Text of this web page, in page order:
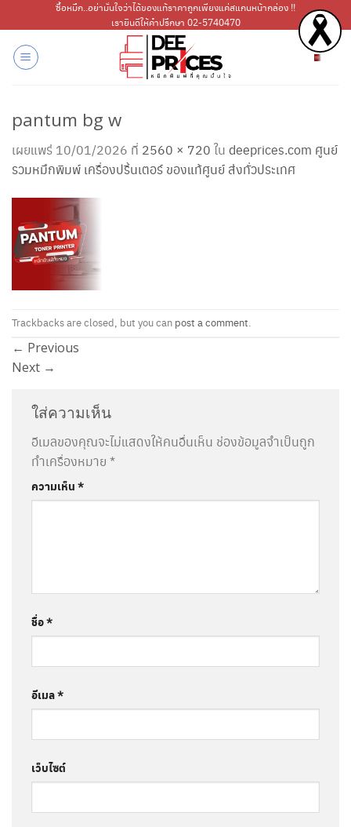
ไป
เนื้อหา
ซื้อหมึก..อย่ามั่นใจว่าได้ของแท้ราคาถูกเพียงแค่สแกนหน้ากล่อง !!
เรายินดีให้คำปรึกษา 02-5740470
pantum bg w
เผยแพร่ 10/01/2026 ที่ 2560 × 720 ใน deeprices.com ศูนย์
รวมหมึกพิมพ์ เครื่องปริ้นเตอร์ ของแท้ศูนย์ ส่งทั่วประเทศ
Trackbacks are closed, but you can post a comment.
← Previous
Next →
ใส่ความเห็น
อีเมลของคุณจะไม่แสดงให้คนอื่นเห็น ช่องข้อมูลจำเป็นถูก
ทำเครื่องหมาย *
ความเห็น*
ชื่อ*
อีเมล*
เว็บไซต์